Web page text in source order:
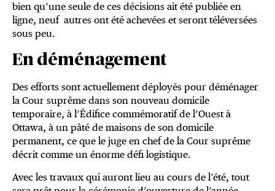
bien qu’une seule de ces décisions ait été publiée en
ligne, neuf autres ont été achevées et seront téléversées
sous peu.
En déménagement
Des efforts sont actuellement déployés pour déménager
la Cour suprême dans son nouveau domicile
temporaire, à l’Édifice commémoratif de l’Ouest à
Ottawa, à un pâté de maisons de son domicile
permanent, ce que le juge en chef de la Cour suprême
décrit comme un énorme défi logistique.
Avec les travaux qui auront lieu au cours de l’été, tout